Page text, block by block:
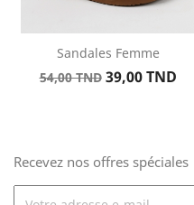
Sandales Femme
Prix
54,00 TND Prix
39,00 TND
Recevez nos offres spéciales